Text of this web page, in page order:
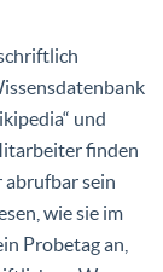
und
finden
sein
wie sie im
Probetag an,